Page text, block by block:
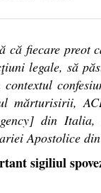
fiecare preot
legale, să
mărturisirii,
din
Apostolice
sigiliul